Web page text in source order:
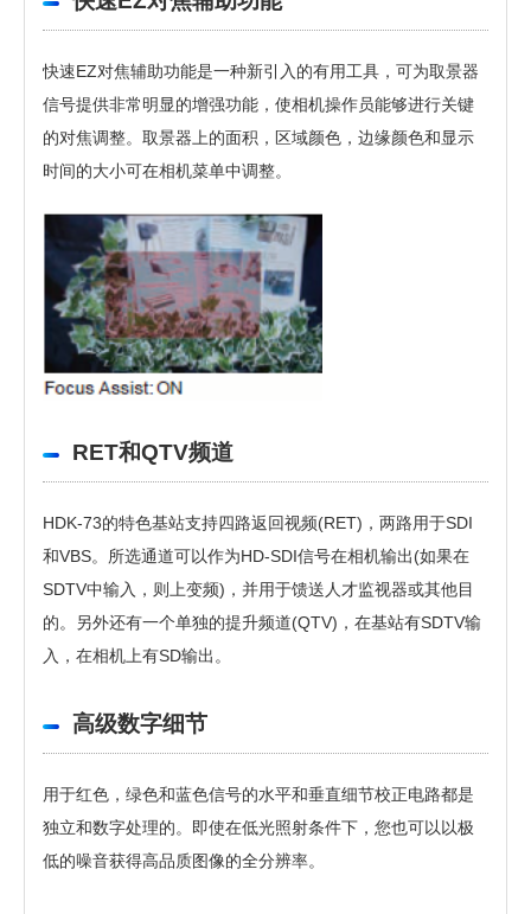
快速EZ对焦辅助功能是一种新引入的有用工具，可为取景器
信号提供非常明显的增强功能，使相机操作员能够进行关键
的对焦调整。取景器上的面积，区域颜色，边缘颜色和显示
时间的大小可在相机菜单中调整。
RET和QTV频道
HDK-73的特色基站支持四路返回视频(RET)，两路用于SDI
和VBS。所选通道可以作为HD-SDI信号在相机输出(如果在
SDTV中输入，则上变频)，并用于馈送人才监视器或其他目
的。另外还有一个单独的提升频道(QTV)，在基站有SDTV输
入，在相机上有SD输出。
高级数字细节
用于红色，绿色和蓝色信号的水平和垂直细节校正电路都是
独立和数字处理的。即使在低光照射条件下，您也可以以极
低的噪音获得高品质图像的全分辨率。